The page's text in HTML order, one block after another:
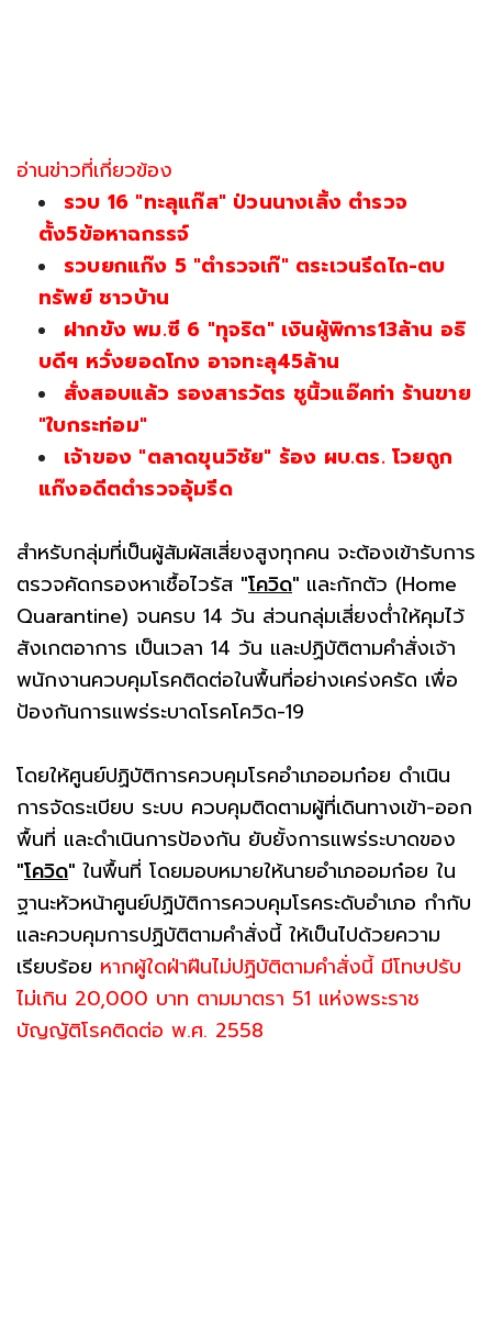
อ่านข่าวที่เกี่ยวข้อง
รวบ 16 "ทะลุแก๊ส" ป่วนนางเลิ้ง ตำรวจ
ตั้ง5ข้อหาฉกรรจ์
รวบยกแก๊ง 5 "ตำรวจเก๊" ตระเวนรีดไถ-ตบ
ทรัพย์ ชาวบ้าน
ฝากขัง พม.ซี 6 "ทุจริต" เงินผู้พิการ13ล้าน อธิ
บดีฯ หวั่งยอดโกง อาจทะลุ45ล้าน
สั่งสอบแล้ว รองสารวัตร ชูนิ้วแอ๊คท่า ร้านขาย
"ใบกระท่อม"
เจ้าของ "ตลาดขุนวิชัย" ร้อง ผบ.ตร. โวยถูก
แก๊งอดีตตำรวจอุ้มรีด
สำหรับกลุ่มที่เป็นผู้สัมผัสเสี่ยงสูงทุกคน จะต้องเข้ารับการ
ตรวจคัดกรองหาเชื้อไวรัส "โควิด" และกักตัว (Home
Quarantine) จนครบ 14 วัน ส่วนกลุ่มเสี่ยงต่ำให้คุมไว้
สังเกตอาการ เป็นเวลา 14 วัน และปฏิบัติตามคำสั่งเจ้า
พนักงานควบคุมโรคติดต่อในพื้นที่อย่างเคร่งครัด เพื่อ
ป้องกันการแพร่ระบาดโรคโควิด-19
โดยให้ศูนย์ปฏิบัติการควบคุมโรคอำเภออมก๋อย ดำเนิน
การจัดระเบียบ ระบบ ควบคุมติดตามผู้ที่เดินทางเข้า-ออก
พื้นที่ และดำเนินการป้องกัน ยับยั้งการแพร่ระบาดของ
"โควิด" ในพื้นที่ โดยมอบหมายให้นายอำเภออมก๋อย ใน
ฐานะหัวหน้าศูนย์ปฏิบัติการควบคุมโรคระดับอำเภอ กำกับ
และควบคุมการปฏิบัติตามคำสั่งนี้ ให้เป็นไปด้วยความ
เรียบร้อย หากผู้ใดฝ่าฝืนไม่ปฏิบัติตามคำสั่งนี้ มีโทษปรับ
ไม่เกิน 20,000 บาท ตามมาตรา 51 แห่งพระราช
บัญญัติโรคติดต่อ พ.ศ. 2558